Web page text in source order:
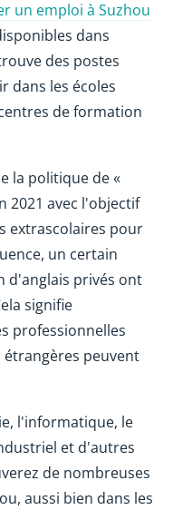
un emploi à Suzhou
dans
des postes
dans les écoles
de formation
la politique de «
2021 avec l'objectif
extrascolaires pour
un certain
d'anglais privés ont
signifie
professionnelles
étrangères peuvent
l'informatique, le
et d'autres
de nombreuses
aussi bien dans les